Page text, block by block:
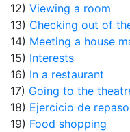
12) Viewing a room
13) Checking out of
14) Meeting a house
15) Interests
16) In a restaurant
17) Going to the
18) Ejercicio de repaso
19) Food shopping